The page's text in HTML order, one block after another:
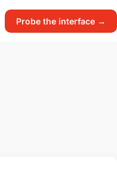
Probe the interface →